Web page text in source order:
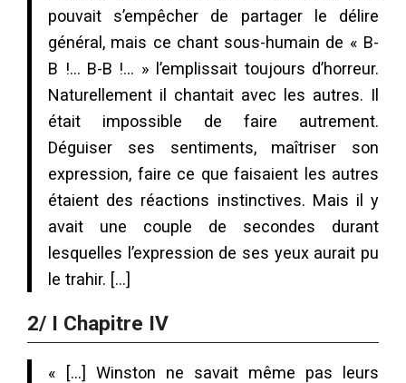
pouvait s’empêcher de partager le délire
général, mais ce chant sous-humain de « B-
B !… B-B !… » l’emplissait toujours d’horreur.
Naturellement il chantait avec les autres. Il
était impossible de faire autrement.
Déguiser ses sentiments, maîtriser son
expression, faire ce que faisaient les autres
étaient des réactions instinctives. Mais il y
avait une couple de secondes durant
lesquelles l’expression de ses yeux aurait pu
le trahir. […]
2/ I Chapitre IV
« […] Winston ne savait même pas leurs